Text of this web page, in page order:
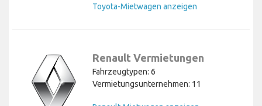
Toyota-Mietwagen anzeigen
Renault Vermietungen
Fahrzeugtypen: 6
Vermietungsunternehmen: 11